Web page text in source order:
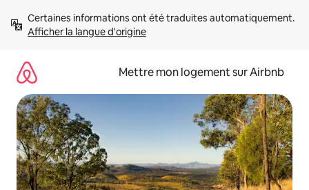
directement
Afficher la langue d'origine
Mettre mon logement sur Airbnb